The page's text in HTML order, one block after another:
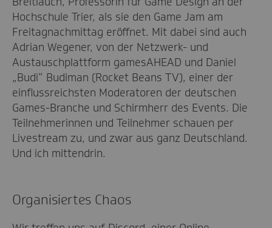
Hochschule Trier, als sie den Game Jam am
Freitagnachmittag eröffnet. Mit dabei sind auch
Adrian Wegener, von der Netzwerk- und
Austauschplattform gamesAHEAD und Daniel
„Budi“ Budiman (Rocket Beans TV), einer der
einflussreichsten Moderatoren der deutschen
Games-Branche und Schirmherr des Events. Die
Teilnehmerinnen und Teilnehmer schauen per
Livestream zu, und zwar aus ganz Deutschland.
Und ich mittendrin.
Organisiertes Chaos